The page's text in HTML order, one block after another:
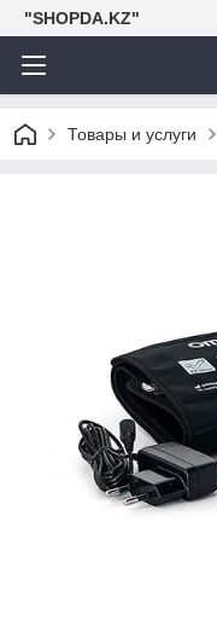
"SHOPDA.KZ"
Товары и услуги